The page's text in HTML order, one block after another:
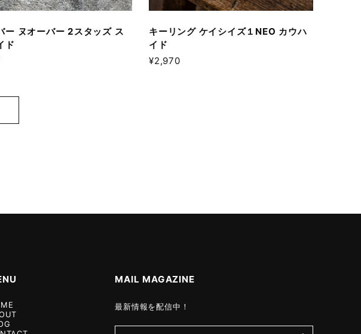
ー ヌオーバー 2スタッズ ス
ド
キーリング ケイシイズ１NEO カウハ
イド
¥2,970
MAIL MAGAZINE
最新情報を配信中！